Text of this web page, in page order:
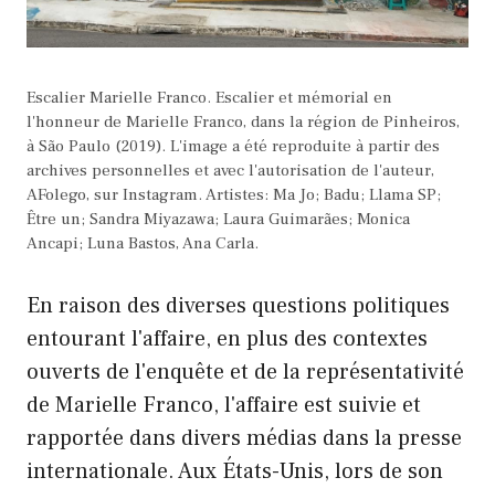
Escalier Marielle Franco. Escalier et mémorial en
l'honneur de Marielle Franco, dans la région de Pinheiros,
à São Paulo (2019). L'image a été reproduite à partir des
archives personnelles et avec l'autorisation de l'auteur,
AFolego, sur Instagram. Artistes: Ma Jo; Badu; Llama SP;
Être un; Sandra Miyazawa; Laura Guimarães; Monica
Ancapi; Luna Bastos, Ana Carla.
En raison des diverses questions politiques
entourant l'affaire, en plus des contextes
ouverts de l'enquête et de la représentativité
de Marielle Franco, l'affaire est suivie et
rapportée dans divers médias dans la presse
internationale. Aux États-Unis, lors de son